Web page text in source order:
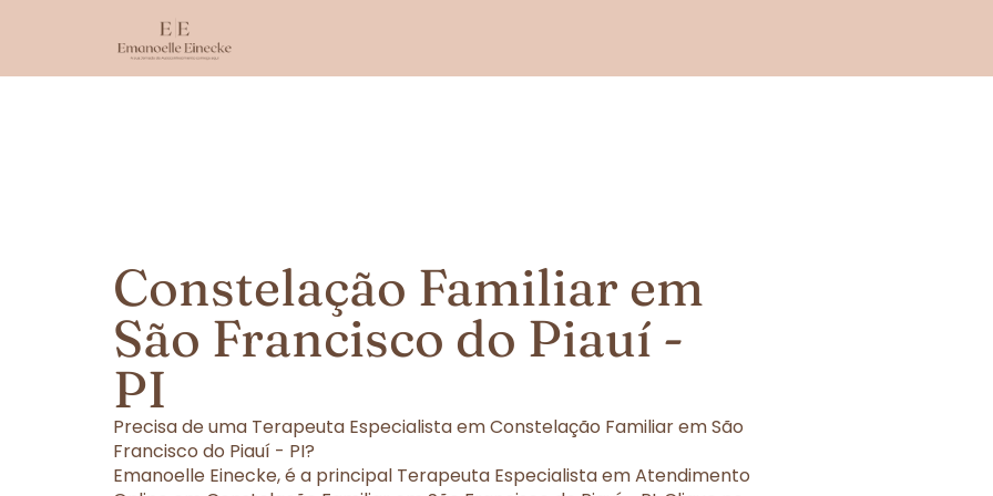
Constelação Familiar em
São Francisco do Piauí -
PI
Precisa de uma Terapeuta Especialista em Constelação Familiar em São
Francisco do Piauí - PI?
Emanoelle Einecke, é a principal Terapeuta Especialista em Atendimento